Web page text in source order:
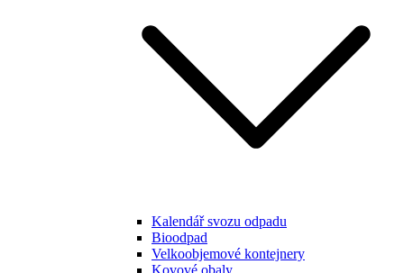
Kalendář svozu odpadu
Bioodpad
Velkoobjemové kontejnery